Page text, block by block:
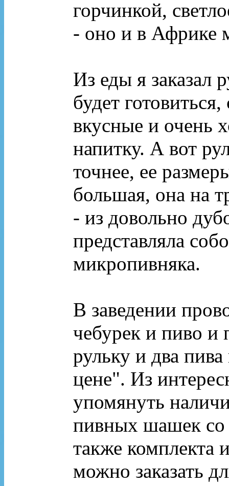
горчинкой,
- оно и в Африке
Из еды я заказал
будет
вкусные и очень
напитку. А вот
точнее, ее
большая, она на
- из довольно
представляла
микропивняка.
В заведении
чебурек и пиво и
рульку и два
цене". Из
упомянуть
пивных шашек
также комплекта
можно заказать